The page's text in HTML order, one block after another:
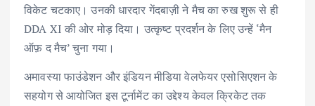
विकेट चटकाए। उनकी धारदार गेंदबाज़ी ने मैच का रुख शुरू से ही
DDA XI की ओर मोड़ दिया। उत्कृष्ट प्रदर्शन के लिए उन्हें ‘मैन
ऑफ़ द मैच’ चुना गया।
अमावस्या फाउंडेशन और इंडियन मीडिया वेलफेयर एसोसिएशन के
सहयोग से आयोजित इस टूर्नामेंट का उद्देश्य केवल क्रिकेट तक